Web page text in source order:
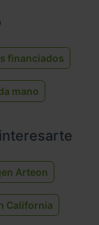
financiados
mano
Arteon
California